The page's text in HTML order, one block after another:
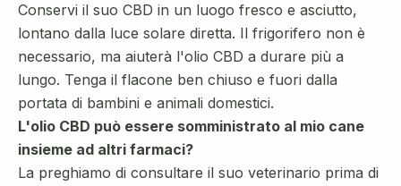
Conservi il suo CBD in un luogo fresco e asciutto,
lontano dalla luce solare diretta. Il frigorifero non è
necessario, ma aiuterà l'olio CBD a durare più a
lungo. Tenga il flacone ben chiuso e fuori dalla
portata di bambini e animali domestici.
L'olio CBD può essere somministrato al mio cane
insieme ad altri farmaci?
La preghiamo di consultare il suo veterinario prima di